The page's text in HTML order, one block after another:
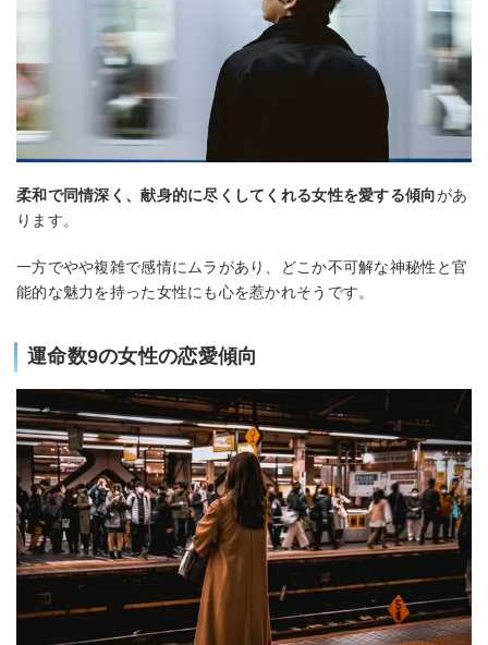
柔和で同情深く、献身的に尽くしてくれる女性を愛する傾向があ
ります。
一方でやや複雑で感情にムラがあり、どこか不可解な神秘性と官
能的な魅力を持った女性にも心を惹かれそうです。
運命数9の女性の恋愛傾向